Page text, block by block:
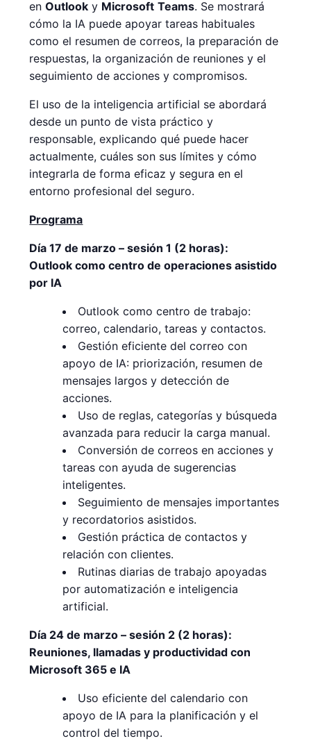
enOutlook y Microsoft Teams. Se mostrará
cómo la IA puede apoyar tareas habituales
como el resumen de correos, la preparación de
respuestas, la organización de reuniones y el
seguimiento de acciones y compromisos.
El uso de la inteligencia artificial se abordará
desde un punto de vista práctico y
responsable, explicando qué puede hacer
actualmente, cuáles son sus límites y cómo
integrarla de forma eficaz y segura en el
entorno profesional del seguro.
Programa
Día 17 de marzo – sesión 1 (2 horas):
Outlook como centro de operaciones asistido
por IA
Outlook como centro de trabajo:
correo, calendario, tareas y contactos.
Gestión eficiente del correo con
apoyo de IA: priorización, resumen de
mensajes largos y detección de
acciones.
Uso de reglas, categorías y búsqueda
avanzada para reducir la carga manual.
Conversión de correos en acciones y
tareas con ayuda de sugerencias
inteligentes.
Seguimiento de mensajes importantes
y recordatorios asistidos.
Gestión práctica de contactos y
relación con clientes.
Rutinas diarias de trabajo apoyadas
por automatización e inteligencia
artificial.
Día 24 de marzo – sesión 2 (2 horas):
Reuniones, llamadas y productividad con
Microsoft 365 e IA
Uso eficiente del calendario con
apoyo de IA para la planificación y el
control del tiempo.